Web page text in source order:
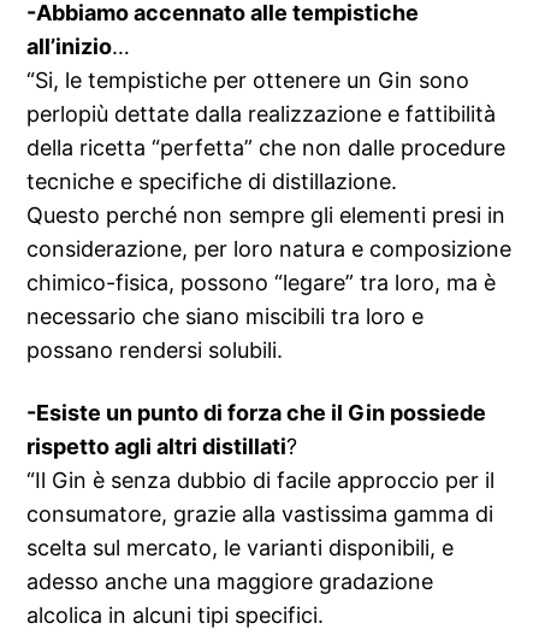
-Abbiamo accennato alle tempistiche
all’inizio…
“Si, le tempistiche per ottenere un Gin sono
perlopiù dettate dalla realizzazione e fattibilità
della ricetta “perfetta” che non dalle procedure
tecniche e specifiche di distillazione.
Questo perché non sempre gli elementi presi in
considerazione, per loro natura e composizione
chimico-fisica, possono “legare” tra loro, ma è
necessario che siano miscibili tra loro e
possano rendersi solubili.
-Esiste un punto di forza che il Gin possiede
rispetto agli altri distillati?
“Il Gin è senza dubbio di facile approccio per il
consumatore, grazie alla vastissima gamma di
scelta sul mercato, le varianti disponibili, e
adesso anche una maggiore gradazione
alcolica in alcuni tipi specifici.